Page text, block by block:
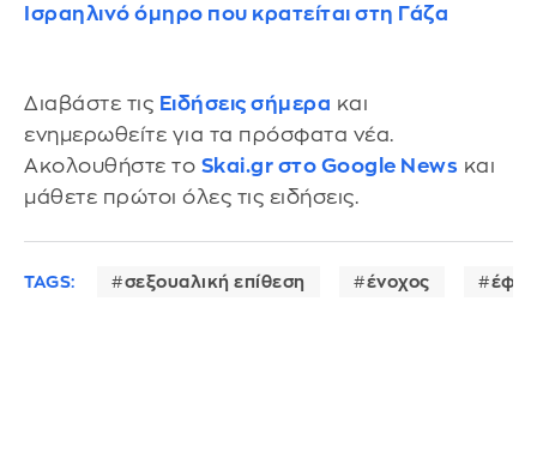
Ισραηλινό όμηρο που κρατείται στη Γάζα
Διαβάστε τις Ειδήσεις σήμερα και
ενημερωθείτε για τα πρόσφατα νέα.
Ακολουθήστε το Skai.gr στο Google News και
μάθετε πρώτοι όλες τις ειδήσεις.
TAGS: σεξουαλική επίθεση ένοχος